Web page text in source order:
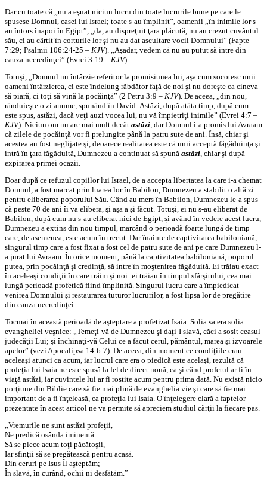
Dar cu toate că „nu a eşuat niciun lucru din toate lucrurile bune pe care le
spusese Domnul, casei lui Israel; toate s-au împlinit”, oamenii „în inimile lor s-
au întors înapoi în Egipt”, „da, au dispreţuit ţara plăcută, nu au crezut cuvântul
său, ci au cârtit în corturile lor şi nu au dat ascultare vocii Domnului” (Fapte
7:29; Psalmii 106:24-25 – KJV). „Aşadar, vedem că nu au putut să intre din
cauza necredinţei” (Evrei 3:19 – KJV).
Totuşi, „Domnul nu întârzie referitor la promisiunea lui, aşa cum socotesc unii
oameni întârzierea, ci este îndelung răbdător faţă de noi şi nu doreşte ca cineva
să piară, ci toţi să vină la pocăinţă” (2 Petru 3:9 – KJV). De aceea, „din nou,
rânduieşte o zi anume, spunând în David: Astăzi, după atâta timp, după cum
este spus, astăzi, dacă veţi auzi vocea lui, nu vă împietriţi inimile” (Evrei 4:7 –
KJV). Niciun om nu are mai mult decât astăzi, dar Domnul i-a promis lui Avraam
că zilele de pocăinţă vor fi prelungite până la patru sute de ani. Însă, chiar şi
acestea au fost neglijate şi, deoarece realitatea este că unii acceptă făgăduinţa şi
intră în ţara făgăduită, Dumnezeu a continuat să spună astăzi, chiar şi după
expirarea primei ocazii.
Doar după ce refuzul copiilor lui Israel, de a accepta libertatea la care i-a chemat
Domnul, a fost marcat prin luarea lor în Babilon, Dumnezeu a stabilit o altă zi
pentru eliberarea poporului Său. Când au mers în Babilon, Dumnezeu le-a spus
că peste 70 de ani îi va elibera, şi aşa a şi făcut. Totuşi, ei nu s-au eliberat de
Babilon, după cum nu s-au eliberat nici de Egipt, și având în vedere acest lucru,
Dumnezeu a extins din nou timpul, marcând o perioadă foarte lungă de timp
care, de asemenea, este acum în trecut. Dar înainte de captivitatea babiloniană,
singurul timp care a fost fixat a fost cel de patru sute de ani pe care Dumnezeu l-
a jurat lui Avraam. În orice moment, până la captivitatea babiloniană, poporul
putea, prin pocăinţă şi credinţă, să intre în moştenirea făgăduită. Ei trăiau exact
în aceleaşi condiţii în care trăim şi noi: ei trăiau în timpul sfârşitului, cea mai
lungă perioadă profetică fiind împlinită. Singurul lucru care a împiedicat
venirea Domnului şi restaurarea tuturor lucrurilor, a fost lipsa lor de pregătire
din cauza necredinţei.
Tocmai în această perioadă de aşteptare a profetizat Isaia. Solia sa era solia
evangheliei veşnice: „Temeţi-vă de Dumnezeu şi daţi-I slavă, căci a sosit ceasul
judecăţii Lui; şi închinaţi-vă Celui ce a făcut cerul, pământul, marea şi izvoarele
apelor” (vezi Apocalipsa 14:6-7). De aceea, din moment ce condiţiile erau
aceleaşi atunci ca acum, iar lucrul care era o piedică este acelaşi, rezultă că
profeţia lui Isaia ne este spusă la fel de direct nouă, ca şi când profetul ar fi în
viaţă astăzi, iar cuvintele lui ar fi rostite acum pentru prima dată. Nu există nicio
porţiune din Biblie care să fie mai plină de evanghelia vie şi care să fie mai
important de a fi înţeleasă, ca profeţia lui Isaia. O înţelegere clară a faptelor
prezentate în acest articol ne va permite să apreciem studiul cărţii la fiecare pas.
„Vremurile ne sunt astăzi profeţii,
Ne predică osânda iminentă.
Să se plece acum toţi păcătoşii,
Iar sfinţii să se pregătească pentru acasă.
Din ceruri pe Isus Îl aşteptăm;
În slavă, în curând, ochii ni desfătăm.”